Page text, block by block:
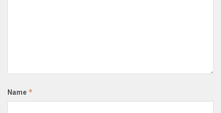
Name *